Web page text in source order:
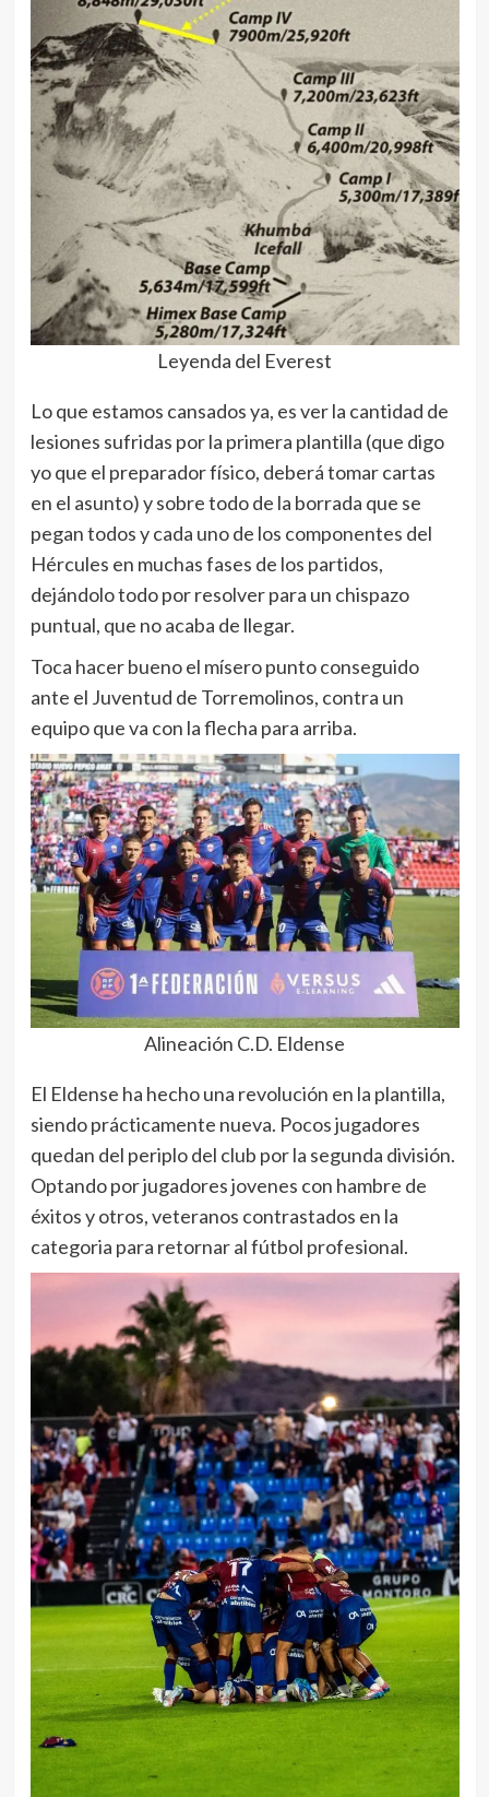
Leyenda del Everest
Lo que estamos cansados ya, es ver la cantidad de
lesiones sufridas por la primera plantilla (que digo
yo que el preparador físico, deberá tomar cartas
en el asunto) y sobre todo de la borrada que se
pegan todos y cada uno de los componentes del
Hércules en muchas fases de los partidos,
dejándolo todo por resolver para un chispazo
puntual, que no acaba de llegar.
Toca hacer bueno el mísero punto conseguido
ante el Juventud de Torremolinos, contra un
equipo que va con la flecha para arriba.
Alineación C.D. Eldense
El Eldense ha hecho una revolución en la plantilla,
siendo prácticamente nueva. Pocos jugadores
quedan del periplo del club por la segunda división.
Optando por jugadores jovenes con hambre de
éxitos y otros, veteranos contrastados en la
categoria para retornar al fútbol profesional.